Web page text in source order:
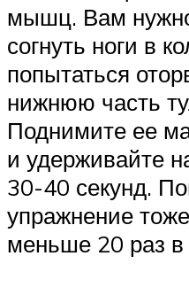
мышц. Вам
согнуть ноги в
попытаться
нижнюю часть
Поднимите ее
и удерживайте
30-40 секунд.
упражнение
меньше 20 раз в